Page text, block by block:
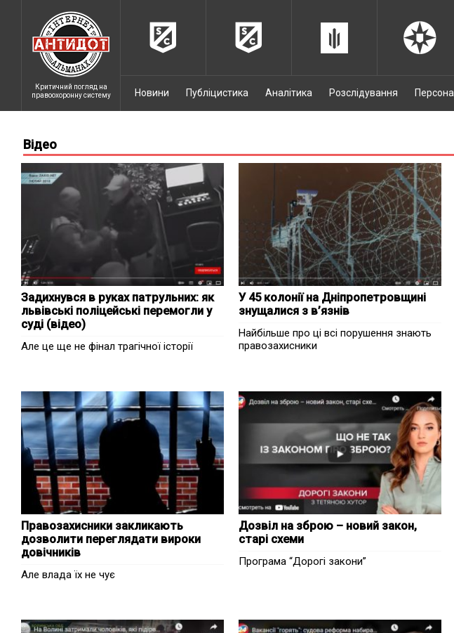
Критичний погляд на
правоохоронну систему
Новини Публіцистика Аналітика Розслідування Персона
Відео
Задихнувся в руках патрульних: як
львівські поліцейські перемогли у
суді (відео)
Але це ще не фінал трагічної історії
У 45 колонії на Дніпропетровщині
знущалися з в’язнів
Найбільше про ці всі порушення знають
правозахисники
Правозахисники закликають
дозволити переглядати вироки
довічників
Але влада їх не чує
Дозвіл на зброю – новий закон,
старі схеми
Програма “Дорогі закони”